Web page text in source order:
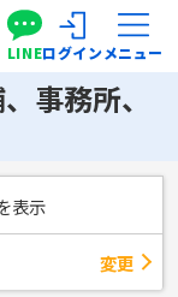
LINEログインメニュー
事務所、
表示
変更